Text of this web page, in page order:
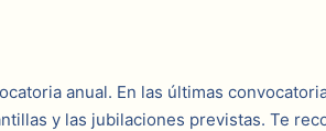
anual. En las últimas
y las jubilaciones previstas. Te